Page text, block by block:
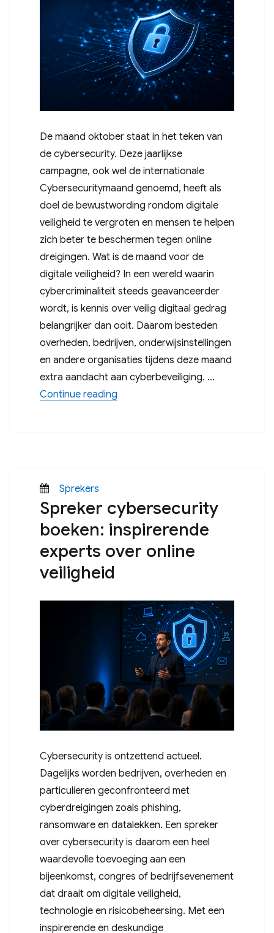
De maand oktober staat in het teken van
de cybersecurity. Deze jaarlijkse
campagne, ook wel de internationale
Cybersecuritymaand genoemd, heeft als
doel de bewustwording rondom digitale
veiligheid te vergroten en mensen te helpen
zich beter te beschermen tegen online
dreigingen. Wat is de maand voor de
digitale veiligheid? In een wereld waarin
cybercriminaliteit steeds geavanceerder
wordt, is kennis over veilig digitaal gedrag
belangrijker dan ooit. Daarom besteden
overheden, bedrijven, onderwijsinstellingen
en andere organisaties tijdens deze maand
extra aandacht aan cyberbeveiliging. …
Continue reading“Cybersecuritymaand: een
Posted
on
Categories
Sprekers
Spreker cybersecurity
boeken: inspirerende
experts over online
veiligheid
Cybersecurity is ontzettend actueel.
Dagelijks worden bedrijven, overheden en
particulieren geconfronteerd met
cyberdreigingen zoals phishing,
ransomware en datalekken. Een spreker
over cybersecurity is daarom een heel
waardevolle toevoeging aan een
bijeenkomst, congres of bedrijfsevenement
dat draait om digitale veiligheid,
technologie en risicobeheersing. Met een
inspirerende en deskundige